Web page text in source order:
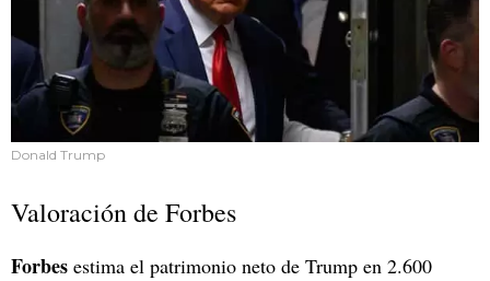
Donald Trump
Valoración de Forbes
Forbes estima el patrimonio neto de Trump en 2.600